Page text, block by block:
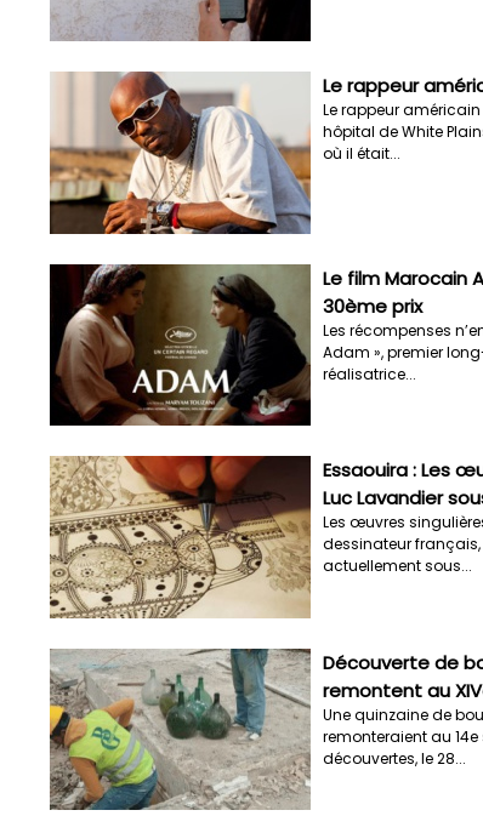
Le rappeur
Le rappeur
hôpital de White
où il était...
Le film Marocain
30ème prix
Les récompenses
Adam », premier
réalisatrice...
Essaouira : Les
Luc Lavandier
Les œuvres
dessinateur français,
actuellement sous...
Découverte de
remontent au
Une quinzaine de
remonteraient au 14e
découvertes, le 28...